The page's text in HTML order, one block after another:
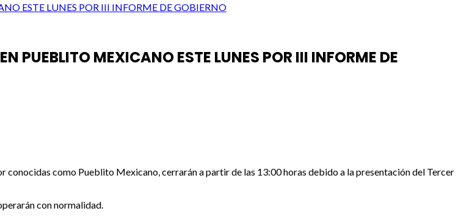
ESTE LUNES POR III INFORME DE GOBIERNO
PUEBLITO MEXICANO ESTE LUNES POR III INFORME DE
conocidas como Pueblito Mexicano, cerrarán a partir de las 13:00 horas debido a la presentación del Tercer
con normalidad.